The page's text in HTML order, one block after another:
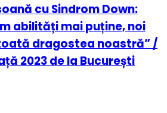
cu Sindrom Down:
abilități mai puține, noi
dragostea noastră” /
2023 de la București